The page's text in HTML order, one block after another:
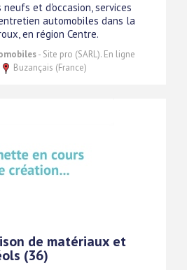
et d'occasion, services
automobiles dans la
en région Centre.
- Site pro (SARL). En ligne
Buzançais (France)
de matériaux et
(36)